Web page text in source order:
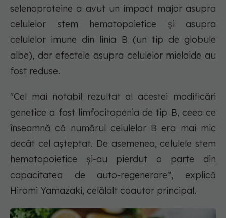
selenoproteine a avut un impact major asupra
celulelor stem hematopoietice și asupra
celulelor imune din linia B (un tip de globule
albe), dar efectele asupra celulelor mieloide au
fost reduse.
"Cel mai notabil rezultat al acestei modificări
genetice a fost limfocitopenia de tip B, ceea ce
înseamnă că numărul celulelor B era mai mic
decât cel așteptat. De asemenea, celulele stem
hematopoietice și-au pierdut o parte din
capacitatea de auto-regenerare", explică
Hiromi Yamazaki, celălalt coautor principal.